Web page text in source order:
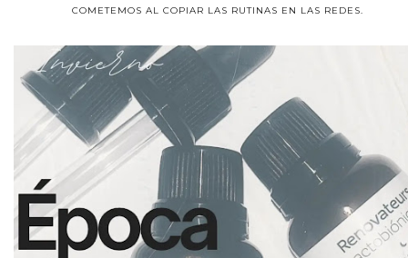
COMETEMOS AL COPIAR LAS RUTINAS EN LAS REDES.